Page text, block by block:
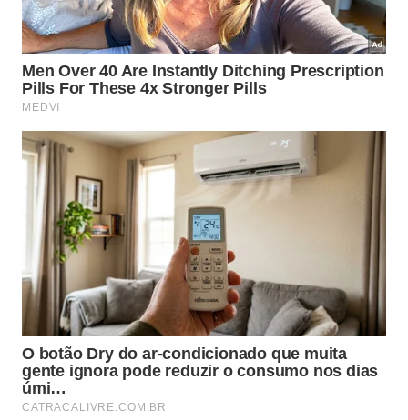
segredo mais popular do skincare
coreano?
De todos osingredientesque os coreanos usam na
pele, a
e o mais replicado no mundo inteiro. Naculinária
coreana, o
arrozé lavado várias vezes antes do
preparo, e essa água esbranquiçada, que
normalmente iria para o ralo, é guardada e usada
como tônico facial, água de enxágue e até base
para máscaras caseiras.